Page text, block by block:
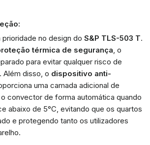
no design do S&P TLS-503 T.
térmica de segurança, o
para evitar qualquer risco de
Além disso, o dispositivo anti-
uma camada adicional de
convector de forma automática quando
abaixo de 5°C, evitando que os quartos
e protegendo tanto os utilizadores